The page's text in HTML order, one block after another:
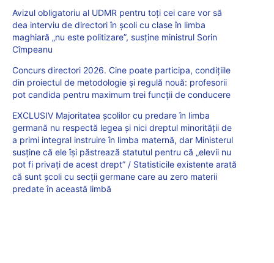
Avizul obligatoriu al UDMR pentru toți cei care vor să
dea interviu de directori în școli cu clase în limba
maghiară „nu este politizare”, susține ministrul Sorin
Cîmpeanu
Concurs directori 2026. Cine poate participa, condițiile
din proiectul de metodologie și regulă nouă: profesorii
pot candida pentru maximum trei funcții de conducere
EXCLUSIV Majoritatea școlilor cu predare în limba
germană nu respectă legea și nici dreptul minorității de
a primi integral instruire în limba maternă, dar Ministerul
susține că ele își păstrează statutul pentru că „elevii nu
pot fi privați de acest drept” / Statisticile existente arată
că sunt școli cu secții germane care au zero materii
predate în această limbă